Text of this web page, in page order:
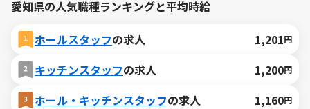
愛知県の人気職種ランキングと平均時給
ホールスタッフの求人 1,201円
キッチンスタッフの求人 1,200円
ホール・キッチンスタッフの求人 1,160円